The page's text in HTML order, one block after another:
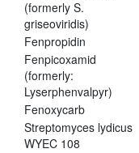
(formerly S.
griseoviridis)
Fenpropidin
Fenpicoxamid
(formerly:
Lyserphenvalpyr)
Fenoxycarb
Streptomyces lydicus
WYEC 108